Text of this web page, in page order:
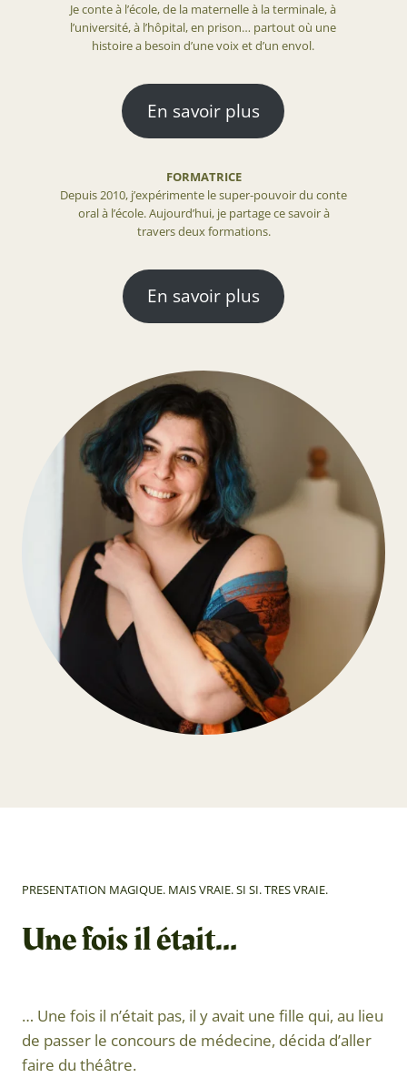
Je conte à l’école, de la maternelle à la terminale, à
l’université, à l’hôpital, en prison… partout où une
histoire a besoin d’une voix et d’un envol.
En savoir plus
FORMATRICE
Depuis 2010, j’expérimente le super-pouvoir du conte
oral à l’école. Aujourd’hui, je partage ce savoir à
travers deux formations.
En savoir plus
PRESENTATION MAGIQUE. MAIS VRAIE. SI SI. TRES VRAIE.
Une fois il était…
… Une fois il n’était pas, il y avait une fille qui, au lieu
de passer le concours de médecine, décida d’aller
faire du théâtre.